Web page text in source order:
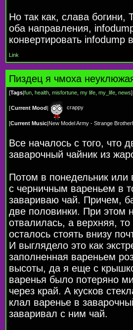
Но так как, слава богини,
оба направления,
конвертировать infodump
Link
Пиздец я чмоха
[Tags|fun health misfortune my life my_life news]
[Current Mood| crappy
[Current Music|New Model Army - Strange
Все началось с того, что
заварочный чайник из
Потом в понедельник или
с черничным вареньем в
завариваю чай. Причем,
две половинки. При этом
отвалилась, а верхняя,
осталось стоять внизу
И выглядело это как
заполненная вареньем
высоты, да я еще с
варенья было потеряно
через край. А кусков
клал варенье в
заваривал с ним чай.